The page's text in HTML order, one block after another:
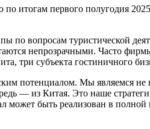
итогам первого полугодия
по вопросам туристической
непрозрачными. Часто
три субъекта гостиничного
потенциалом. Мы являемся
— из Китая. Это наше
может быть реализован в